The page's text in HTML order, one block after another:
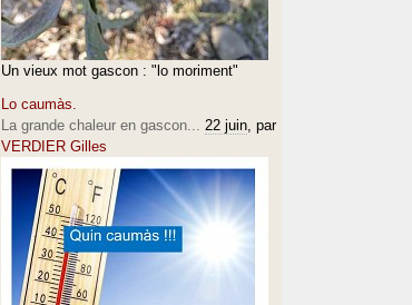
Un vieux mot gascon : "lo moriment"
Lo caumàs.
La grande chaleur en gascon... 22 juin, par
VERDIER Gilles